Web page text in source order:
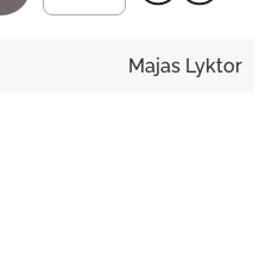
Majas Lyktor